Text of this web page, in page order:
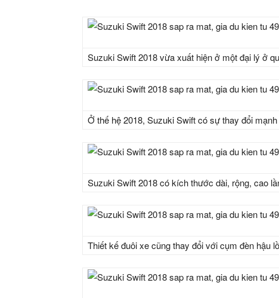
Suzuki Swift 2018 vừa xuất hiện ở một đại lý ở
Ở thế hệ 2018, Suzuki Swift có sự thay đổi
Suzuki Swift 2018 có kích thước dài, rộng, cao
Thiết kế đuôi xe cũng thay đổi với cụm đèn hậu